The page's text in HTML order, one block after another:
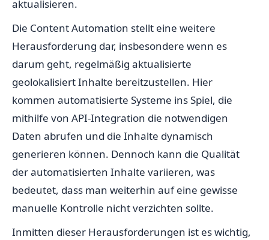
aktualisieren.
Die Content Automation stellt eine weitere
Herausforderung dar, insbesondere wenn es
darum geht, regelmäßig aktualisierte
geolokalisiert Inhalte bereitzustellen. Hier
kommen automatisierte Systeme ins Spiel, die
mithilfe von API-Integration die notwendigen
Daten abrufen und die Inhalte dynamisch
generieren können. Dennoch kann die Qualität
der automatisierten Inhalte variieren, was
bedeutet, dass man weiterhin auf eine gewisse
manuelle Kontrolle nicht verzichten sollte.
Inmitten dieser Herausforderungen ist es wichtig,